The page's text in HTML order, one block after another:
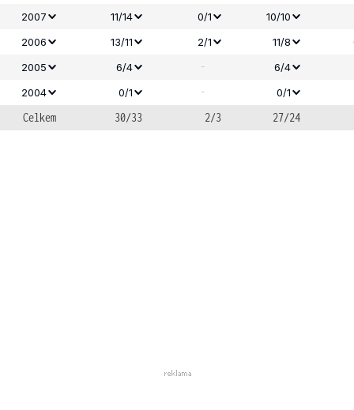
2007 11/14 0/1
10/10
2006
13/11 2/1 11/8
2005
6/4 -
6/4
2004
0/1 - 0/1
Celkem 30/33 2/3 27/24